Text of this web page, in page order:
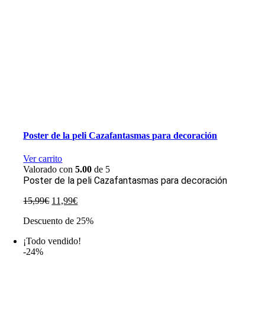
Poster de la peli Cazafantasmas para decoración
Ver carrito
Valorado con5.00 de 5
Poster de la peli Cazafantasmas para decoración
15,99€ El
original
15,99€.
11,99€El
actual
11,99€.
Descuento de 25%
¡Todo vendido!
-24%